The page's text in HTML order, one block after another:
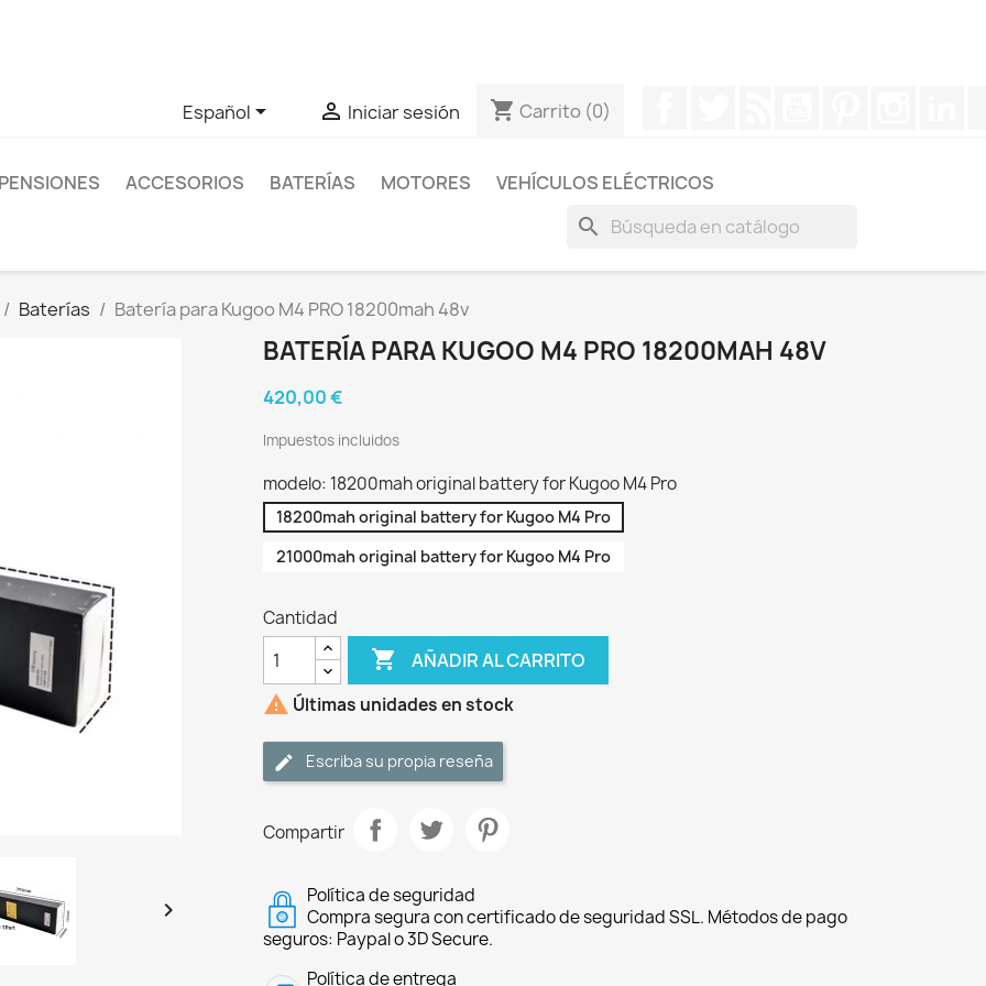
Español  Iniciar sesión shopping_cart Carrito (0)
ACCESORIOS BATERÍAS MOTORES VEHÍCULOS ELÉCTRICOS
search
Baterías Batería para Kugoo M4 PRO 18200mah 48v

BATERÍA PARA KUGOO M4 PRO 18200MAH 48V
420,00 €
Impuestos incluidos
modelo: 18200mah original battery for Kugoo M4 Pro
18200mah original battery for Kugoo M4 Pro
21000mah original battery for Kugoo M4 Pro
Cantidad
 AÑADIR AL CARRITO
 Últimas unidades en stock
Escriba su propia reseña
Compartir
Política de seguridad
Compra segura con certificado de seguridad SSL. Métodos de pago
seguros: Paypal o 3D Secure.
Política de entrega